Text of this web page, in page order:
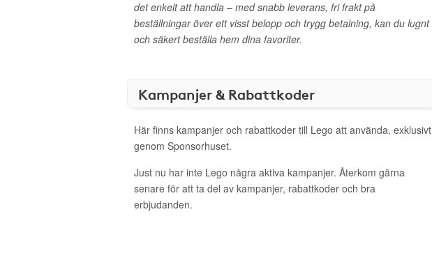
det enkelt att handla – med snabb leverans, fri frakt på
beställningar över ett visst belopp och trygg betalning, kan du lugnt
och säkert beställa hem dina favoriter.
Kampanjer & Rabattkoder
Här finns kampanjer och rabattkoder till Lego att använda, exklusivt
genom Sponsorhuset.
Just nu har inte Lego några aktiva kampanjer. Återkom gärna
senare för att ta del av kampanjer, rabattkoder och bra
erbjudanden.